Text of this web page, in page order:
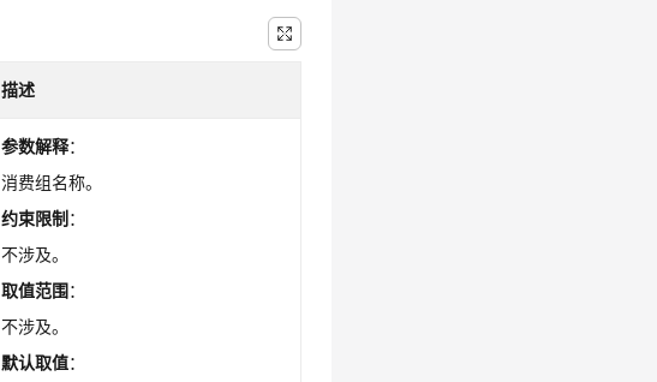
描述
参数解释：
消费组名称。
约束限制 ：
不涉及。
取值范围：
不涉及。
默认取值：